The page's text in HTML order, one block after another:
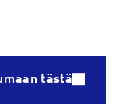
tästä